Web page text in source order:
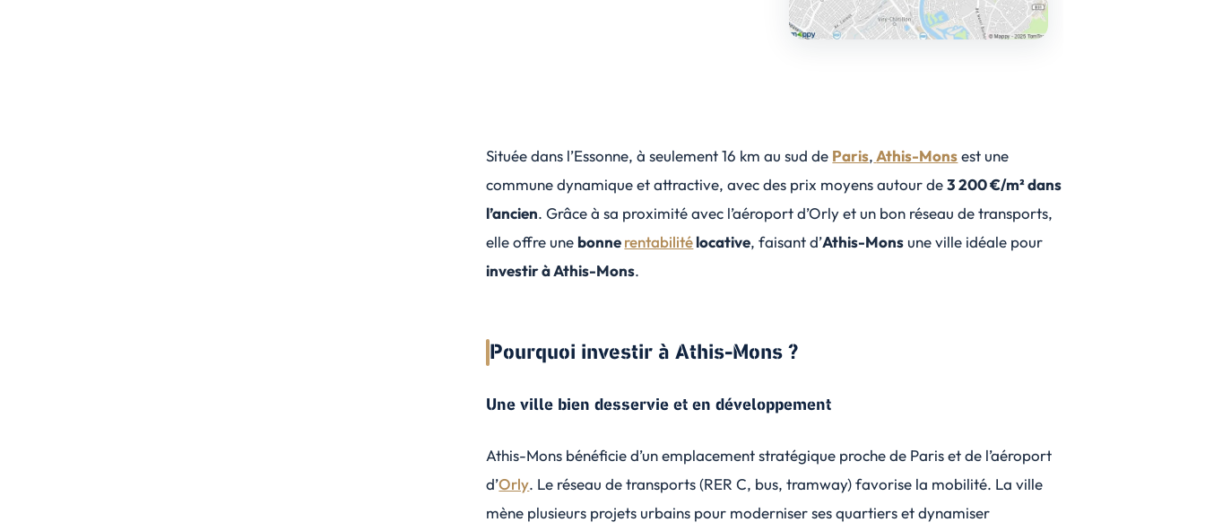
Située dans l’Essonne, à seulement 16 km au sud de Paris, Athis-Monsest une
commune dynamique et attractive, avec des prix moyens autour de3 200 €/m² dans
l’ancien. Grâce à sa proximité avec l’aéroport d’Orly et un bon réseau de transports,
elle offre une bonnerentabilitélocative, faisant d’Athis-Mons une ville idéale pour
investir à Athis-Mons.
Pourquoi investir à Athis-Mons ?
Une ville bien desservie et en développement
Athis-Mons bénéficie d’un emplacement stratégique proche de Paris et de l’aéroport
d’Orly. Le réseau de transports (RER C, bus, tramway) favorise la mobilité. La ville
mène plusieurs projets urbains pour moderniser ses quartiers et dynamiser